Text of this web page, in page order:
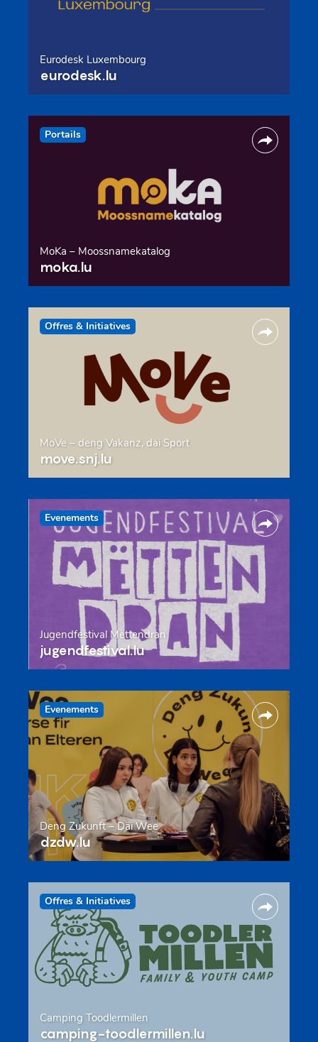
Eurodesk Luxembourg
eurodesk.lu
Portails
MoKa – Moossnamekatalog
moka.lu
Offres & Initiatives
MoVe – deng Vakanz, däi Sport
move.snj.lu
Evenements
Jugendfestival Mëttendran
jugendfestival.lu
Evenements
Deng Zukunft – Däi Wee
dzdw.lu
Offres & Initiatives
Camping Toodlermillen
camping-toodlermillen.lu